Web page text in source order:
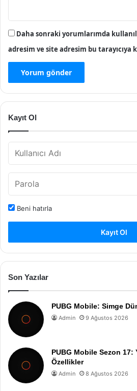
Daha sonraki yorumlarımda
adresim ve site adresim bu tarayıcıya
Kayıt Ol
Beni hatırla
Kayıt Ol
Son Yazılar
PUBG Mobile: Simge
Admin 9 Ağustos 2026
PUBG Mobile Sezon 17:
Özellikler
Admin 8 Ağustos 2026